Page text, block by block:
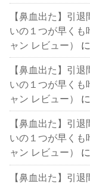
【鼻血出た】引
いの１つが早くも
ャン レビュー）
に
【鼻血出た】引
いの１つが早くも
ャン レビュー）
に
【鼻血出た】引
いの１つが早くも
ャン レビュー）
【鼻血出た】引